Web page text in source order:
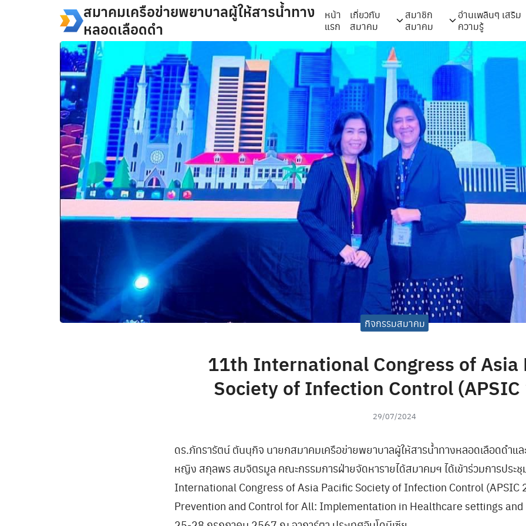
สมาคมเครือข่ายพยาบาลผู้ให้สารน้ำทาง
หลอดเลือดดำ
หน้า
แรก
เกี่ยวกับ
สมาคม
สมาชิก
สมาคม
อ่านเพลินๆ เสริม
ความรู้
Search
for:
กิจกรรมสมาคม
11th International Congress of Asia
Society of Infection Control
29/07/2024
ดร.ภัทรารัตน์ ตันนุกิจ นายกสมาคมเครือข่ายพยาบาลผู้ให้สารน้ำทางหลอดเลือดดำแล
หญิง สกุลพร สมจิตรมูล คณะกรรมการฝ่ายจัดหารายได้สมาคมฯ ได้เข้าร่วมการประ
International Congress of Asia Pacific Society of Infection Control
Prevention and Control for All: Implementation in Healthcare settings and